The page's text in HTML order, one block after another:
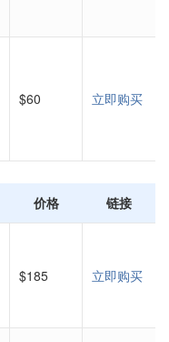
$60 立即购买
价格 链接
$185 立即购买